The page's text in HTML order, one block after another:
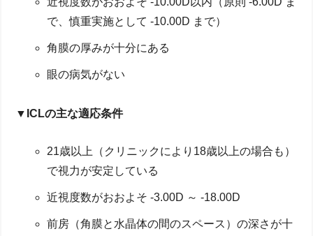
で、慎重実施として -10.00D まで）
角膜の厚みが十分にある
眼の病気がない
▼ICLの主な適応条件
21歳以上（クリニックにより18歳以上の場合も）
で視力が安定している
近視度数がおおよそ -3.00D ～ -18.00D
前房（角膜と水晶体の間のスペース）の深さが十